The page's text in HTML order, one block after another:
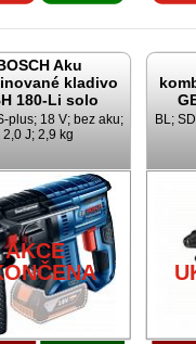
Aku
kladivo
180-Li solo
plus; 18 V; bez aku;
2,0 J; 2,9 kg
AKCE
BL;